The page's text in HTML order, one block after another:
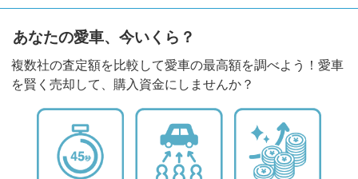
あなたの愛車、今いくら？
複数社の査定額を比較して愛車の最高額を調べよう！愛車
を賢く売却して、購入資金にしませんか？